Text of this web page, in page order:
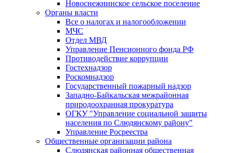
Новоснежнинское сельское поселение
Органы власти
Все о налогах и налогообложении
МЧС
Отдел МВД
Управление Пенсионного фонда РФ
Противодействие коррупции
Гостехнадзор
Роскомнадзор
Государственный пожарный надзор
Западно-Байкальская межрайонная
природоохранная прокуратура
ОГКУ "Управление социальной защиты
населения по Слюдянскому району"
Управление Росреестра
Общественные организации района
Слюдянская районная общественная